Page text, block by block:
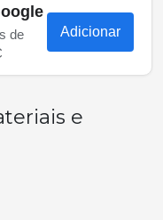
de
Adicionar
e